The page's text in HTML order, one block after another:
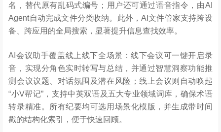
名，替代原有乱码式编号；用户还可通过语音指令，由AI
Agent自动完成文件分类收纳。此外，AI文件管家支持跨设
备、跨应用的全局搜索，显著提升信息查找效率。
AI会议助手覆盖线上线下全场景：线下会议可一键开启录
音，实现分角色实时转写与总结，并通过智慧洞察功能推
测会议议题、对话氛围及潜在风险；线上会议则自动唤起
“小V帮记”，支持中英双语及五大专业领域词库，确保术语
转录精准。所有纪要均可选用场景化模版，并生成带时间
戳的结构化索引，便于快速回顾。